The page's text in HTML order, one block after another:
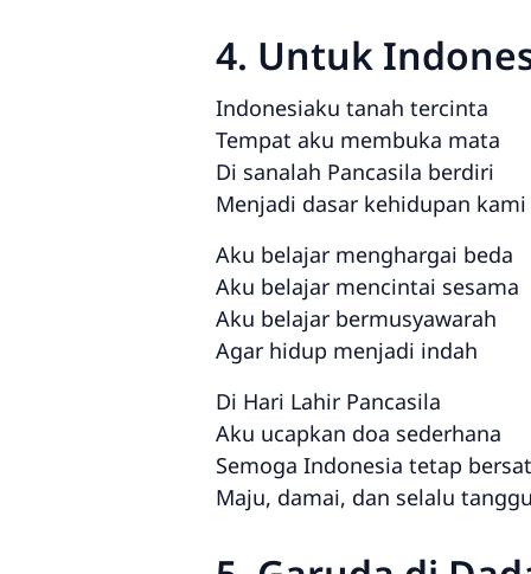
4. Untuk
Indonesiaku tanah tercinta
Tempat aku membuka mata
Di sanalah Pancasila berdiri
Menjadi dasar kehidupan kami
Aku belajar menghargai beda
Aku belajar mencintai sesama
Aku belajar bermusyawarah
Agar hidup menjadi indah
Di Hari Lahir Pancasila
Aku ucapkan doa sederhana
Semoga Indonesia tetap
Maju, damai, dan selalu